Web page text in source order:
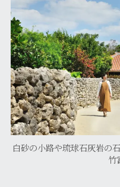
白砂の小路や琉球石灰岩の
竹